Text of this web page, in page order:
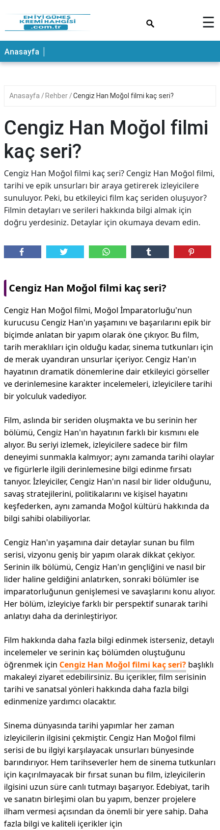
ANASAYFA
☰
Anasayfa
Anasayfa Rehber Cengiz Han Moğol filmi kaç seri?
Cengiz Han Moğol filmi
kaç seri?
Cengiz Han Moğol filmi kaç seri? Cengiz Han Moğol filmi,
tarihi ve epik unsurları bir araya getirerek izleyicilere
sunuluyor. Peki, bu etkileyici film kaç seriden oluşuyor?
Filmin detayları ve serileri hakkında bilgi almak için
doğru yerdesiniz. Detaylar için okumaya devam edin.
Cengiz Han Moğol filmi kaç seri?
Cengiz Han Moğol filmi, Moğol İmparatorluğu'nun
kurucusu Cengiz Han'ın yaşamını ve başarılarını epik bir
biçimde anlatan bir yapım olarak öne çıkıyor. Bu film,
tarih meraklıları için olduğu kadar, sinema tutkunları için
de merak uyandıran unsurlar içeriyor. Cengiz Han'ın
hayatının dramatik dönemlerine dair etkileyici görseller
ve derinlemesine karakter incelemeleri, izleyicilere tarihi
bir yolculuk vadediyor.
Film, aslında bir seriden oluşmakta ve bu serinin her
bölümü, Cengiz Han'ın hayatının farklı bir kısmını ele
alıyor. Bu seriyi izlemek, izleyicilere sadece bir film
deneyimi sunmakla kalmıyor; aynı zamanda tarihi olaylar
ve figürlerle ilgili derinlemesine bilgi edinme fırsatı
tanıyor. İzleyiciler, Cengiz Han'ın nasıl bir lider olduğunu,
savaş stratejilerini, politikalarını ve kişisel hayatını
keşfederken, aynı zamanda Moğol kültürü hakkında da
bilgi sahibi olabiliyorlar.
Cengiz Han'ın yaşamına dair detaylar sunan bu film
serisi, vizyonu geniş bir yapım olarak dikkat çekiyor.
Serinin ilk bölümü, Cengiz Han'ın gençliğini ve nasıl bir
lider haline geldiğini anlatırken, sonraki bölümler ise
imparatorluğunun genişlemesi ve savaşlarını konu alıyor.
Her bölüm, izleyiciye farklı bir perspektif sunarak tarihi
anlatıyı daha da derinleştiriyor.
Film hakkında daha fazla bilgi edinmek isterseniz, detaylı
incelemeler ve serinin kaç bölümden oluştuğunu
öğrenmek için Cengiz Han Moğol filmi kaç seri? başlıklı
makaleyi ziyaret edebilirsiniz. Bu içerikler, film serisinin
tarihi ve sanatsal yönleri hakkında daha fazla bilgi
edinmenize yardımcı olacaktır.
Sinema dünyasında tarihi yapımlar her zaman
izleyicilerin ilgisini çekmiştir. Cengiz Han Moğol filmi
serisi de bu ilgiyi karşılayacak unsurları bünyesinde
barındırıyor. Hem tarihseverler hem de sinema tutkunları
için kaçırılmayacak bir fırsat sunan bu film, izleyicilerin
ilgisini uzun süre canlı tutmayı başarıyor. Edebiyat, tarih
ve sanatın birleşimi olan bu yapım, benzer projelere
ilham vermesi açısından da önemli bir yere sahip. Daha
fazla bilgi ve kaliteli içerikler için